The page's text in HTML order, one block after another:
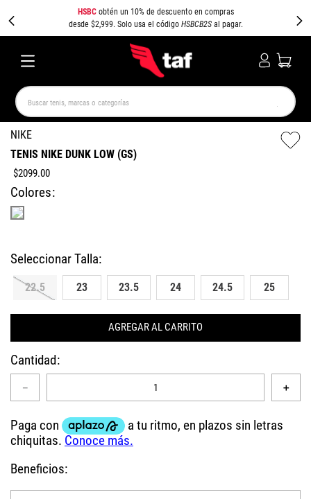
HSBCobtén un 10% de descuento en compras
desde $2,999. Solo usa el código HSBCB2Sal pagar.
Buscar tenis, marcas o categorías
NIKE
TENIS NIKE DUNK LOW (GS)
$2099.00
Colores
22.5 23 23.5 24 24.5 25
AGREGAR AL CARRITO
Cantidad
＋
－
Beneficios:
TÉRMINOS MÁS BUSCADOS
NEW BALANCE SAMBA
SPEEDCAT